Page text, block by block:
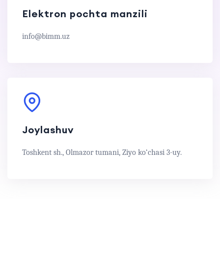
Elektron pochta manzili
info@bimm.uz
Joylashuv
Toshkent sh., Olmazor tumani, Ziyo ko‘chasi 3-uy.